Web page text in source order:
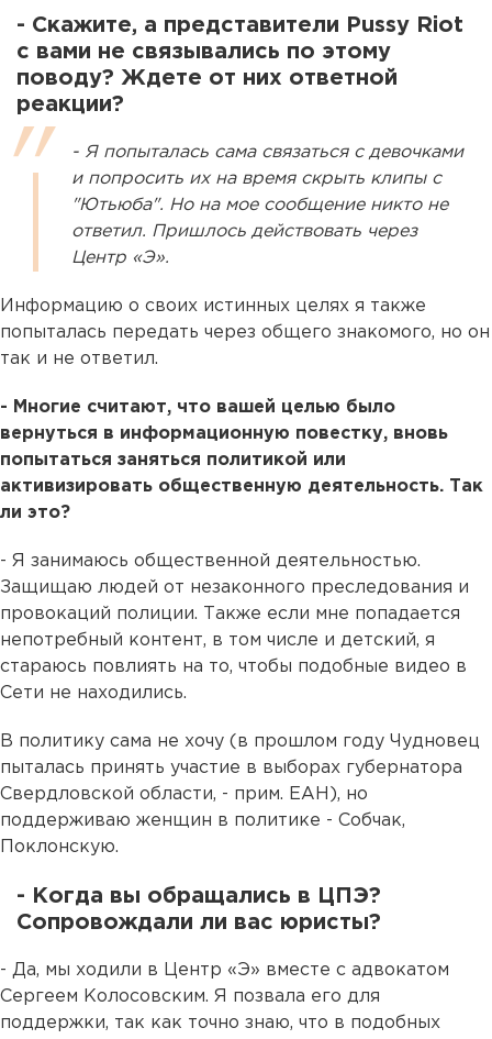
- Скажите, а представители Pussy Riot
с вами не связывались по этому
поводу? Ждете от них ответной
реакции?
- Я попыталась сама связаться с девочками
и попросить их на время скрыть клипы с
"Ютьюба". Но на мое сообщение никто не
ответил. Пришлось действовать через
Центр «Э».
Информацию о своих истинных целях я также
попыталась передать через общего знакомого, но он
так и не ответил.
- Многие считают, что вашей целью было
вернуться в информационную повестку, вновь
попытаться заняться политикой или
активизировать общественную деятельность. Так
ли это?
- Я занимаюсь общественной деятельностью.
Защищаю людей от незаконного преследования и
провокаций полиции. Также если мне попадается
непотребный контент, в том числе и детский, я
стараюсь повлиять на то, чтобы подобные видео в
Сети не находились.
В политику сама не хочу (в прошлом году Чудновец
пыталась принять участие в выборах губернатора
Свердловской области, - прим. ЕАН), но
поддерживаю женщин в политике - Собчак,
Поклонскую.
- Когда вы обращались в ЦПЭ?
Сопровождали ли вас юристы?
- Да, мы ходили в Центр «Э» вместе с адвокатом
Сергеем Колосовским. Я позвала его для
поддержки, так как точно знаю, что в подобных